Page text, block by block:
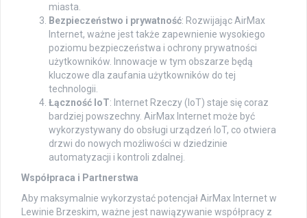
miasta.
Bezpieczeństwo i prywatność: Rozwijając AirMax
Internet, ważne jest także zapewnienie wysokiego
poziomu bezpieczeństwa i ochrony prywatności
użytkowników. Innowacje w tym obszarze będą
kluczowe dla zaufania użytkowników do tej
technologii.
Łączność IoT: Internet Rzeczy (IoT) staje się coraz
bardziej powszechny. AirMax Internet może być
wykorzystywany do obsługi urządzeń IoT, co otwiera
drzwi do nowych możliwości w dziedzinie
automatyzacji i kontroli zdalnej.
Współpraca i Partnerstwa
Aby maksymalnie wykorzystać potencjał AirMax Internet w
Lewinie Brzeskim, ważne jest nawiązywanie współpracy z